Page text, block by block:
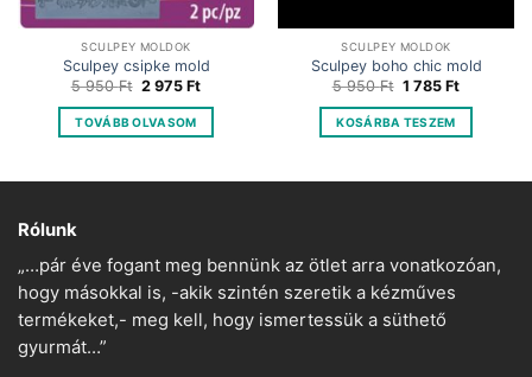
SCULPEY MOLDOK
Sculpey csipke mold
5 950Ft Original
was:
5
950 Ft.
2 975FtCurrent
is:
975 Ft.
TOVÁBB OLVASOM
SCULPEY MOLDOK
Sculpey boho chic mold
5 950Ft Original
was:
5
950 Ft.
1 785FtCurrent
is:
785 Ft.
KOSÁRBA TESZEM
Rólunk
„…pár éve fogant meg bennünk az ötlet arra vonatkozóan,
hogy másokkal is, -akik szintén szeretik a kézműves
termékeket,- meg kell, hogy ismertessük a süthető
gyurmát…”